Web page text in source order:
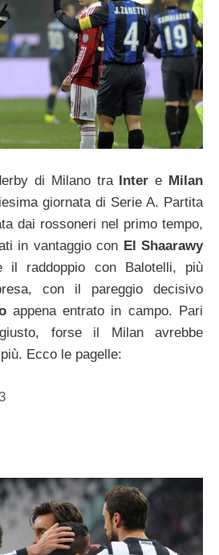
di Milano tra Inter e Milan
giornata di Serie A. Partita
dai rossoneri nel primo tempo,
in vantaggio con El Shaarawy
il raddoppio con Balotelli, più
con il pareggio decisivo
appena entrato in campo. Pari
giusto, forse il Milan avrebbe
Ecco le pagelle: